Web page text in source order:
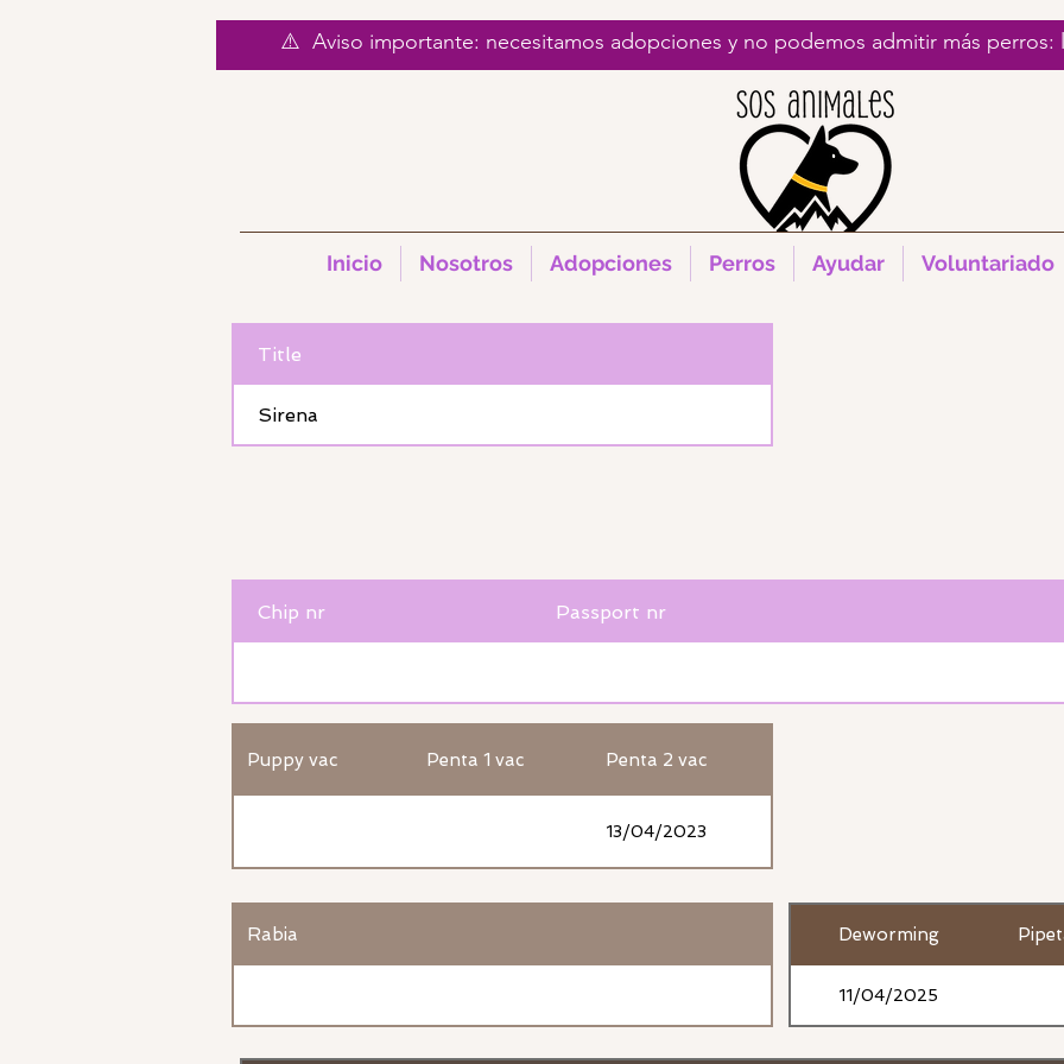
⚠️ Aviso importante: necesitamos adopciones y no podemos admitir más
Inicio Nosotros Adopciones Perros Ayudar Voluntariado
Title
Sirena
Chip nr Passport nr
Puppy vac Penta 1 vac Penta 2 vac
13/04/2023
Rabia Deworming
11/04/2025